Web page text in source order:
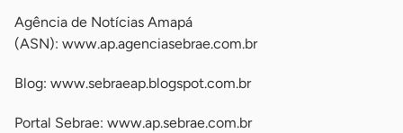
Agência de Notícias Amapá
(ASN): www.ap.agenciasebrae.com.br
Blog: www.sebraeap.blogspot.com.br
Portal Sebrae: www.ap.sebrae.com.br